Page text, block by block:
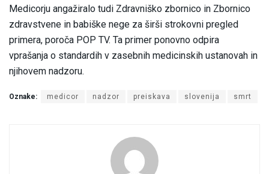
Medicorju angažiralo tudi Zdravniško zbornico in Zbornico
zdravstvene in babiške nege za širši strokovni pregled
primera, poroča POP TV. Ta primer ponovno odpira
vprašanja o standardih v zasebnih medicinskih ustanovah in
njihovem nadzoru.
Oznake: medicor nadzor preiskava slovenija smrt